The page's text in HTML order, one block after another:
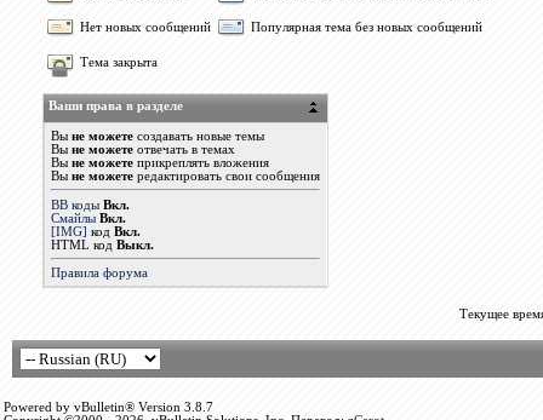
Нет новых сообщений Популярная тема без новых сообщений
Тема закрыта
Ваши права в разделе
Вы не можетесоздавать новые темы
Вы не можетеотвечать в темах
Вы не можетеприкреплять вложения
Вы не можетередактировать свои сообщения
BB коды Вкл.
Смайлы Вкл.
[IMG] код Вкл.
HTML код Выкл.
Правила форума
Текущее
Powered by vBulletin® Version 3.8.7